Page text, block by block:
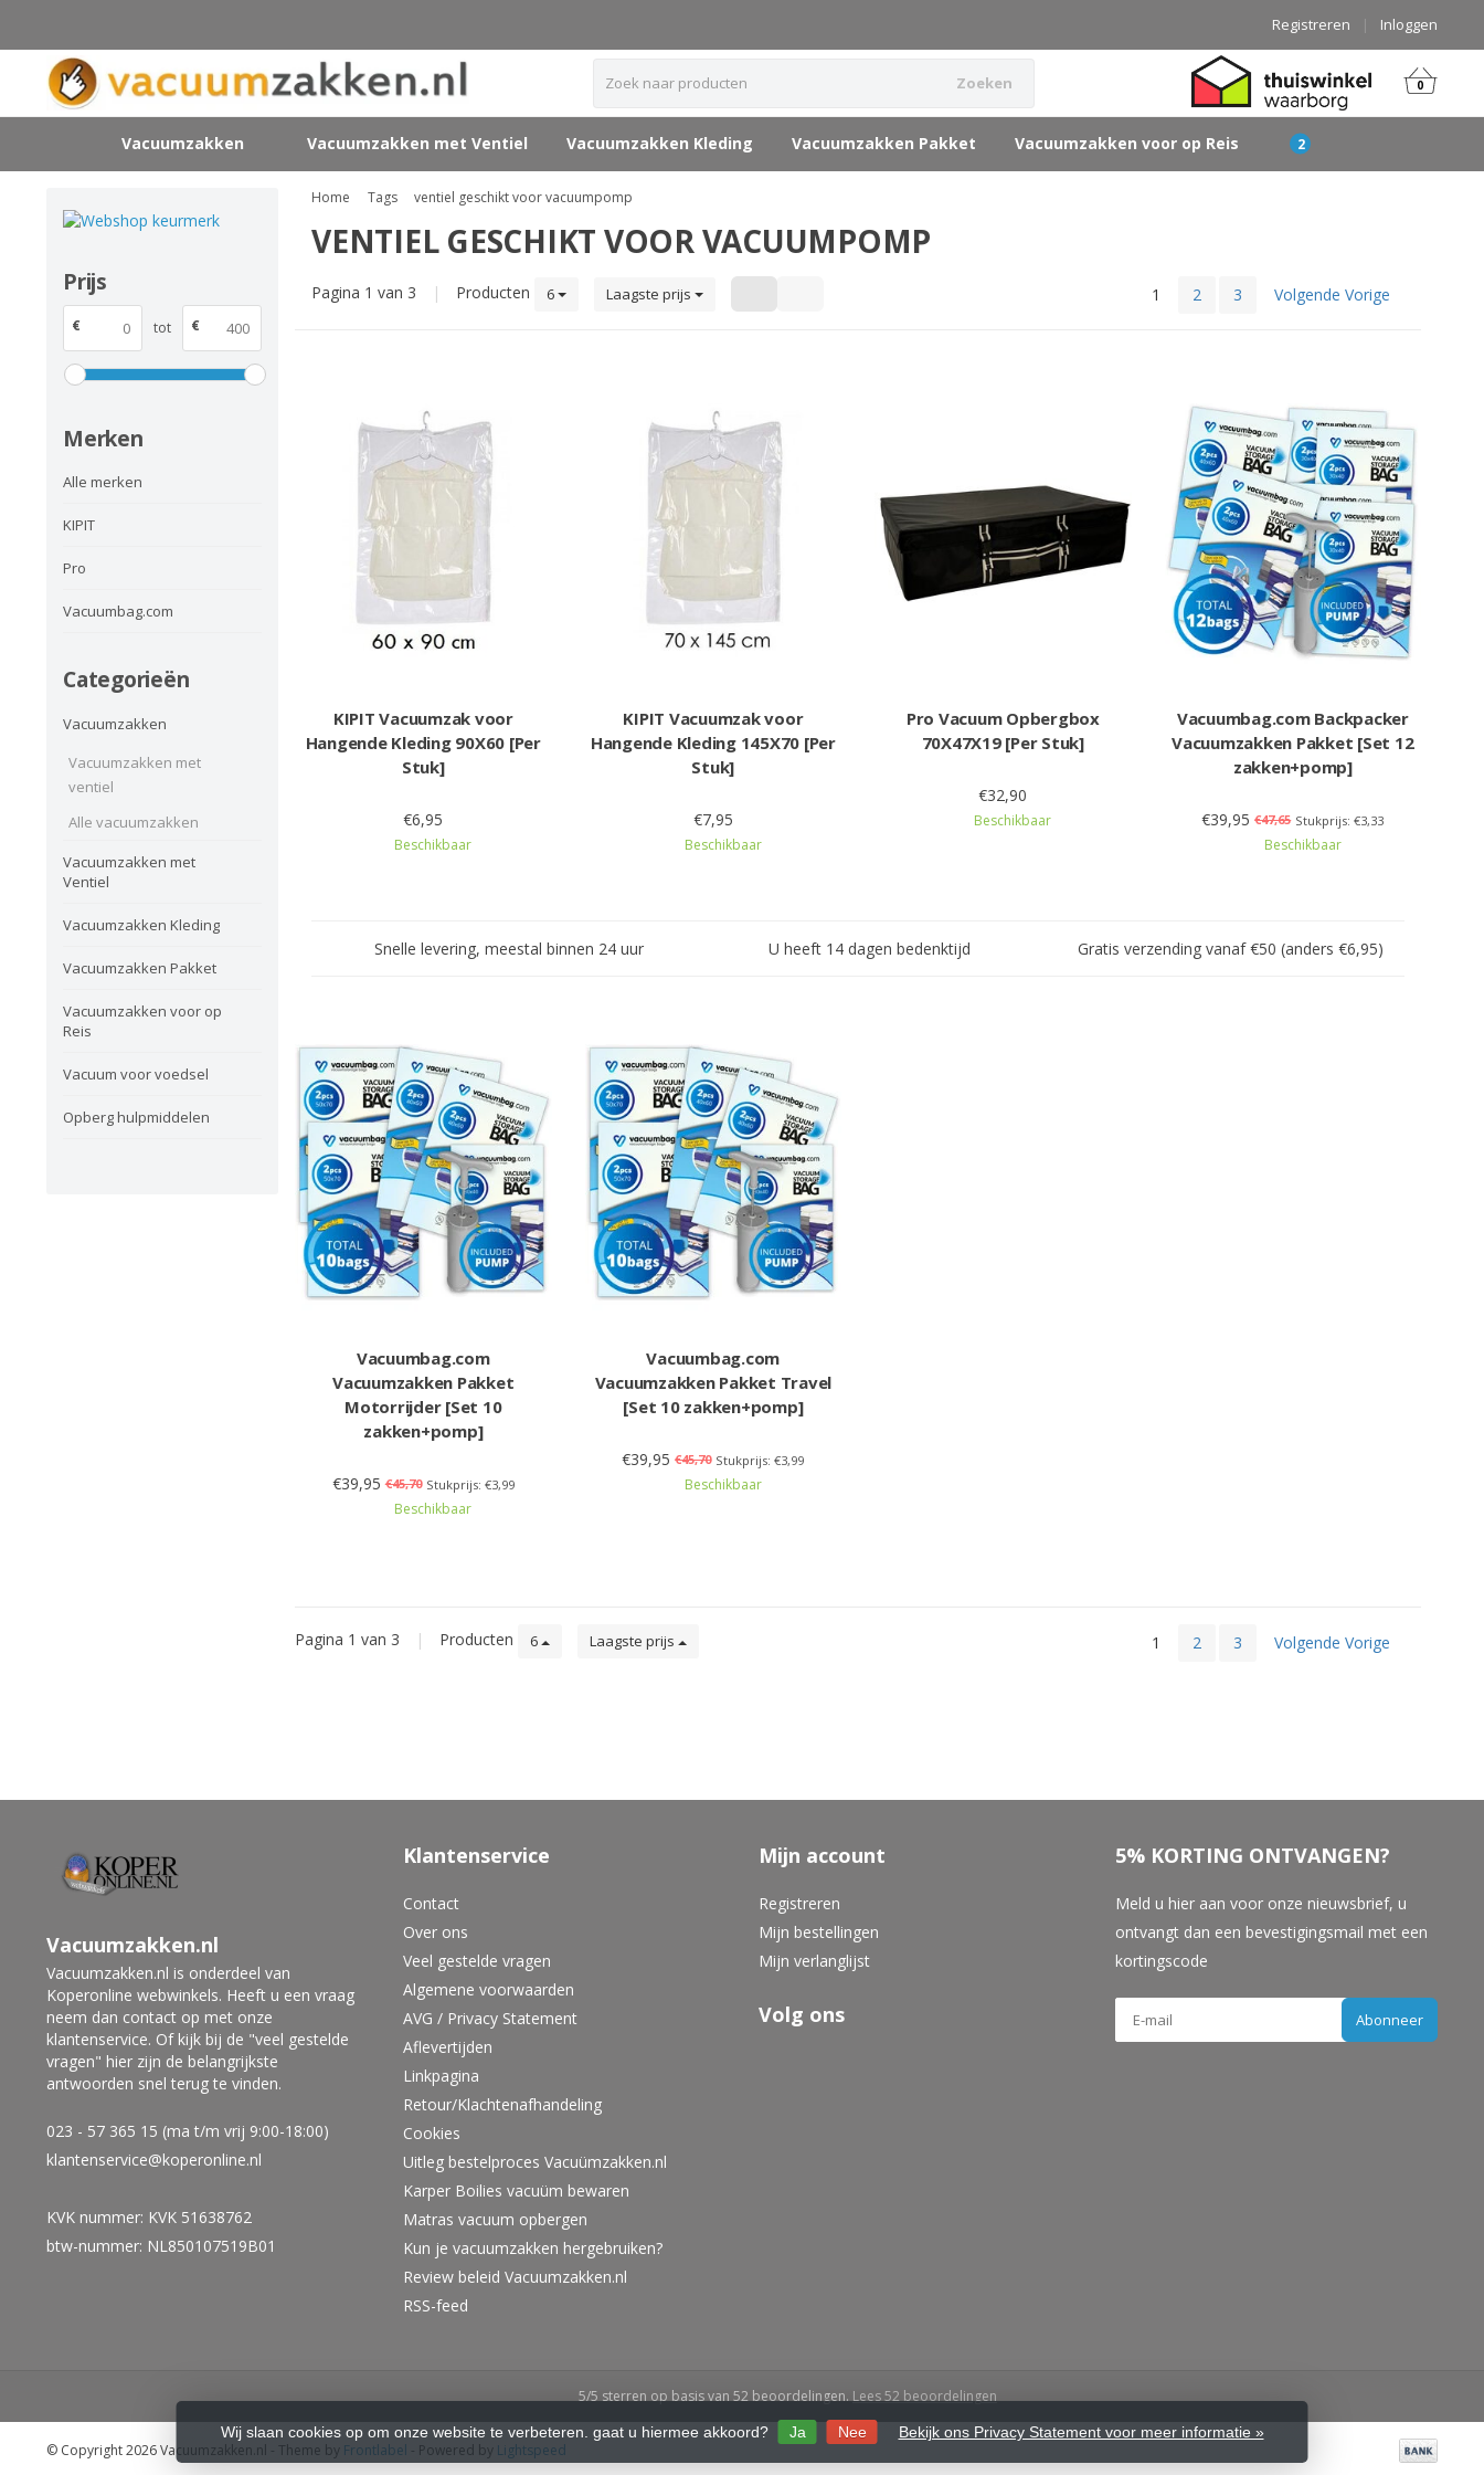
Inloggen
|
Registreren
Zoeken 0
Vacuumzakken Vacuumzakken met Ventiel Vacuumzakken Kleding Vacuumzakken Pakket Vacuumzakken voor op Reis
Prijs
€ tot €
Merken
Alle merken
KIPIT
Pro
Vacuumbag.com
Categorieën
Vacuumzakken
Vacuumzakken met
ventiel
Alle vacuumzakken
Vacuumzakken met
Ventiel
Vacuumzakken Kleding
Vacuumzakken Pakket
Vacuumzakken voor op
Reis
Vacuum voor voedsel
Opberg hulpmiddelen
Home Tags ventiel geschikt voor vacuumpomp
VENTIEL GESCHIKT VOOR VACUUMPOMP
Pagina 1 van 3 | Producten 6 Laagste prijs 1 2 3 Volgende Vorige
KIPIT Vacuumzak voor
Hangende Kleding 90X60 [Per
Stuk]
€6,95
Beschikbaar
KIPIT Vacuumzak voor
Hangende Kleding 145X70 [Per
Stuk]
€7,95
Beschikbaar
Pro Vacuum Opbergbox
70X47X19 [Per Stuk]
€32,90
Beschikbaar
Vacuumbag.com Backpacker
Vacuumzakken Pakket [Set 12
zakken+pomp]
€39,95 €47,65 Stukprijs: €3,33
Beschikbaar
Snelle levering, meestal binnen 24 uur U heeft 14 dagen bedenktijd Gratis verzending vanaf €50 (anders €6,95)
Vacuumbag.com
Vacuumzakken Pakket
Motorrijder [Set 10
zakken+pomp]
€39,95 €45,70 Stukprijs: €3,99
Beschikbaar
Vacuumbag.com
Vacuumzakken Pakket Travel
[Set 10 zakken+pomp]
€39,95 €45,70 Stukprijs: €3,99
Beschikbaar
Pagina 1 van 3 | Producten 6 Laagste prijs 1 2 3 Volgende Vorige
Vacuumzakken.nl
Vacuumzakken.nl is onderdeel van
Koperonline webwinkels. Heeft u een vraag
neem dan contact op met onze
klantenservice. Of kijk bij de "veel gestelde
vragen" hier zijn de belangrijkste
antwoorden snel terug te vinden.
023 - 57 365 15 (ma t/m vrij 9:00-18:00)
klantenservice@koperonline.nl
KVK nummer: KVK 51638762
btw-nummer: NL850107519B01
Klantenservice
Contact
Over ons
Veel gestelde vragen
Algemene voorwaarden
AVG / Privacy Statement
Aflevertijden
Linkpagina
Retour/Klachtenafhandeling
Cookies
Uitleg bestelproces Vacuümzakken.nl
Karper Boilies vacuüm bewaren
Matras vacuum opbergen
Kun je vacuumzakken hergebruiken?
Review beleid Vacuumzakken.nl
RSS-feed
Mijn account
Registreren
Mijn bestellingen
Mijn verlanglijst
Volg ons
5% KORTING ONTVANGEN?
Meld u hier aan voor onze nieuwsbrief, u
ontvangt dan een bevestigingsmail met een
kortingscode
Abonneer
5/5 sterren op basis van 52 beoordelingen. Lees 52 beoordelingen
Wij slaan cookies op om onze website te verbeteren. gaat u hiermee akkoord? Ja Nee Bekijk ons Privacy Statement voor meer informatie »
© Copyright 2026 Vacuumzakken.nl - Theme by Frontlabel - Powered by Lightspeed